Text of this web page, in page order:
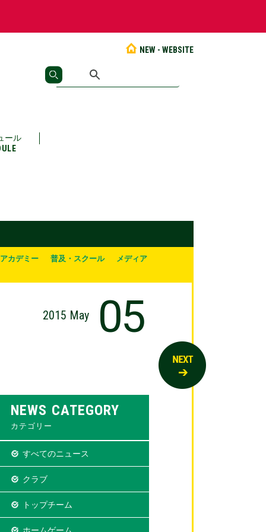
NEW - WEBSITE
ール
アカデミー 普及・スクール メディア
2015 May 05
NEWS CATEGORY
カテゴリー
すべてのニュース
クラブ
トップチーム